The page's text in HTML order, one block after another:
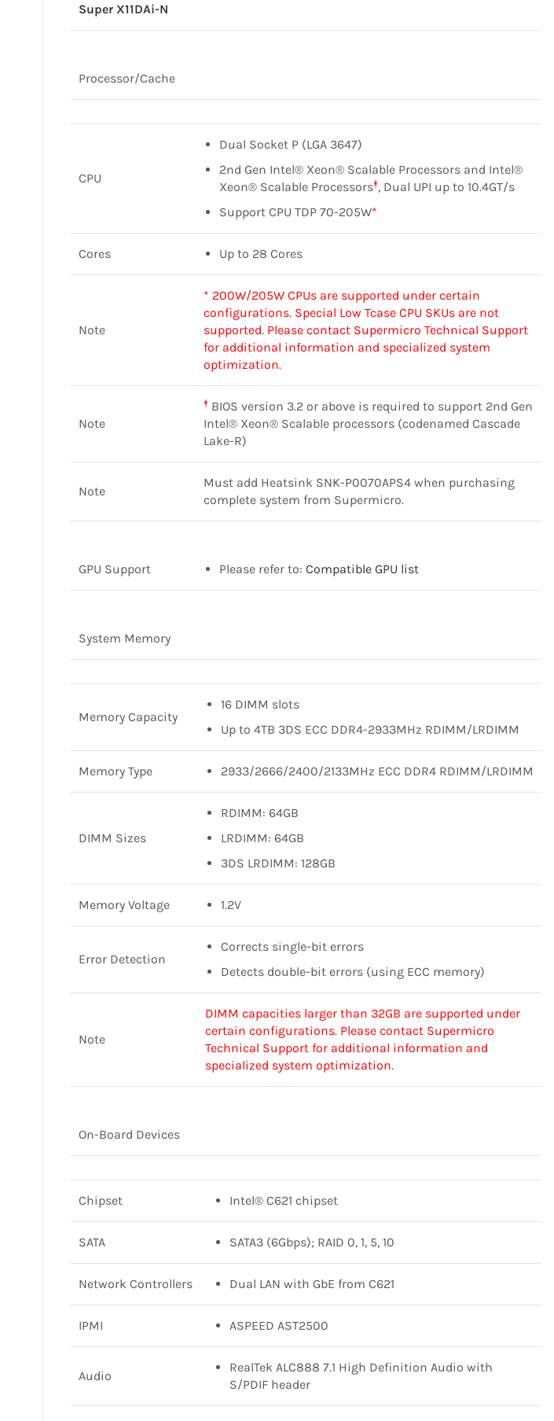
Super X11DAi-N
Processor/Cache
CPU
Dual Socket P (LGA 3647)
2nd Gen Intel® Xeon® Scalable Processors and Intel®
Xeon® Scalable Processors‡, Dual UPI up to 10.4GT/s
Support CPU TDP 70-205W*
Cores Up to 28 Cores
Note
* 200W/205W CPUs are supported under certain
configurations. Special Low Tcase CPU SKUs are not
supported. Please contact Supermicro Technical Support
for additional information and specialized system
optimization.
Note
‡ BIOS version 3.2 or above is required to support 2nd Gen
Intel® Xeon® Scalable processors (codenamed Cascade
Lake-R)
Note
Must add Heatsink SNK-P0070APS4 when purchasing
complete system from Supermicro.
GPU Support Please refer to: Compatible GPU list
System Memory
Memory Capacity
16 DIMM slots
Up to 4TB 3DS ECC DDR4-2933MHz RDIMM/LRDIMM
Memory Type 2933/2666/2400/2133MHz ECC DDR4 RDIMM/LRDIMM
DIMM Sizes
RDIMM: 64GB
LRDIMM: 64GB
3DS LRDIMM: 128GB
Memory Voltage 1.2V
Error Detection
Corrects single-bit errors
Detects double-bit errors (using ECC memory)
Note
DIMM capacities larger than 32GB are supported under
certain configurations. Please contact Supermicro
Technical Support for additional information and
specialized system optimization.
On-Board Devices
Chipset Intel® C621 chipset
SATA SATA3 (6Gbps); RAID 0, 1, 5, 10
Network Controllers Dual LAN with GbE from C621
IPMI ASPEED AST2500
Audio
RealTek ALC888 7.1 High Definition Audio with
S/PDIF header